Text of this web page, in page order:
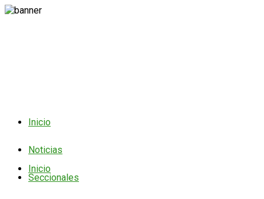
Inicio
Noticias
Seccionales
Inicio